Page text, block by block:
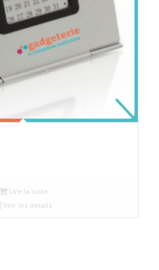
Lire la suite
Voir les détails